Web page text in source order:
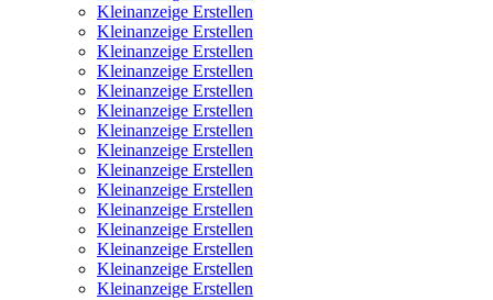
Kleinanzeige Erstellen
Kleinanzeige Erstellen
Kleinanzeige Erstellen
Kleinanzeige Erstellen
Kleinanzeige Erstellen
Kleinanzeige Erstellen
Kleinanzeige Erstellen
Kleinanzeige Erstellen
Kleinanzeige Erstellen
Kleinanzeige Erstellen
Kleinanzeige Erstellen
Kleinanzeige Erstellen
Kleinanzeige Erstellen
Kleinanzeige Erstellen
Kleinanzeige Erstellen